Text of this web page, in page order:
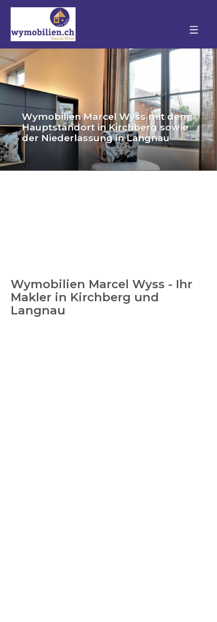
Wymobilien Marcel Wyss mit dem
Hauptstandort in Kirchberg sowie
der Niederlassung in Langnau
Wymobilien Marcel Wyss - Ihr
Makler in Kirchberg und
Langnau